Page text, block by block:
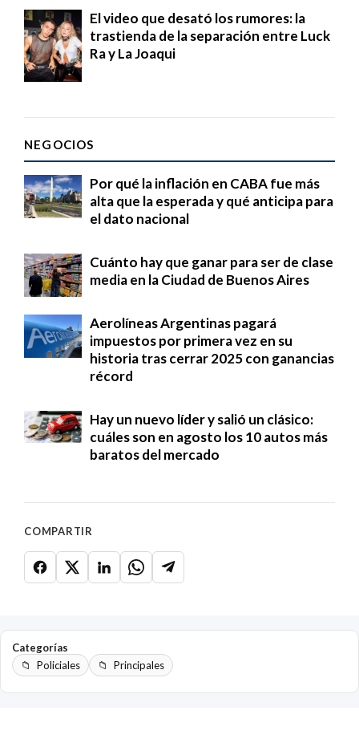
El video que desató los rumores: la
trastienda de la separación entre Luck
Ra y La Joaqui
NEGOCIOS
Por qué la inflación en CABA fue más
alta que la esperada y qué anticipa para
el dato nacional
Cuánto hay que ganar para ser de clase
media en la Ciudad de Buenos Aires
Aerolíneas Argentinas pagará
impuestos por primera vez en su
historia tras cerrar 2025 con ganancias
récord
Hay un nuevo líder y salió un clásico:
cuáles son en agosto los 10 autos más
baratos del mercado
COMPARTIR
Categorías
Policiales
Principales